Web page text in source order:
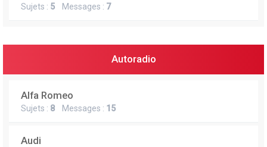
Sujets : 5 Messages : 7
Autoradio
Alfa Romeo
Sujets : 8 Messages : 15
Audi